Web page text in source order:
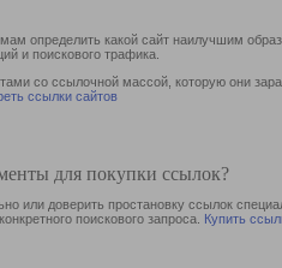
определить какой сайт наилучшим
и поискового трафика.
со ссылочной массой, которую они
ссылки сайтов
для покупки ссылок?
или доверить простановку ссылок
поискового запроса. Купить